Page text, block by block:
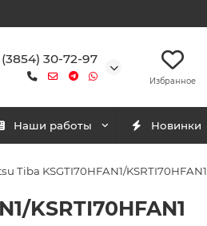
(3854) 30-72-97
Избранное
Наши работы Новинки
Tiba KSGTI70HFAN1/KSRTI70HFAN1
KSRTI70HFAN1